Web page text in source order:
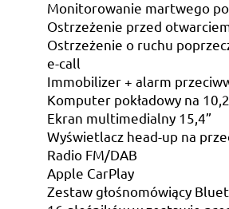
Monitorowanie martwego
Ostrzeżenie przed
Ostrzeżenie o ruchu
e-call
Immobilizer + alarm
Komputer pokładowy na
Ekran multimedialny 15,4”
Wyświetlacz head-up na
Radio FM/DAB
Apple CarPlay
Zestaw głośnomówiący